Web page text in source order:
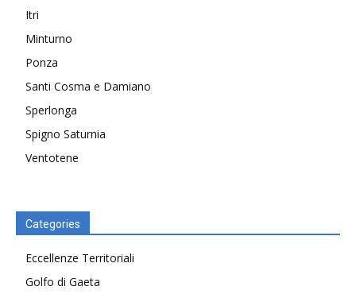
Itri
Minturno
Ponza
Santi Cosma e Damiano
Sperlonga
Spigno Saturnia
Ventotene
Categories
Eccellenze Territoriali
Golfo di Gaeta